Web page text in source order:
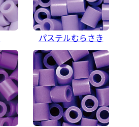
パステルむらさき